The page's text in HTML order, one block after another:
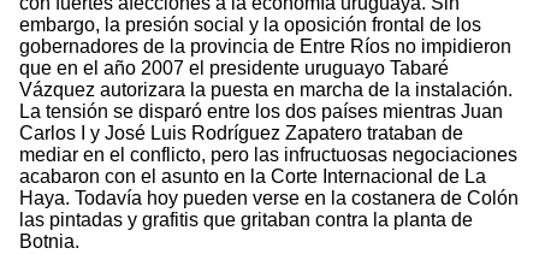
embargo, la presión social y la oposición frontal de los
gobernadores de la provincia de Entre Ríos no impidieron
que en el año 2007 el presidente uruguayo Tabaré
Vázquez autorizara la puesta en marcha de la instalación.
La tensión se disparó entre los dos países mientras Juan
Carlos I y José Luis Rodríguez Zapatero trataban de
mediar en el conflicto, pero las infructuosas negociaciones
acabaron con el asunto en la Corte Internacional de La
Haya. Todavía hoy pueden verse en la costanera de Colón
las pintadas y grafitis que gritaban contra la planta de
Botnia.